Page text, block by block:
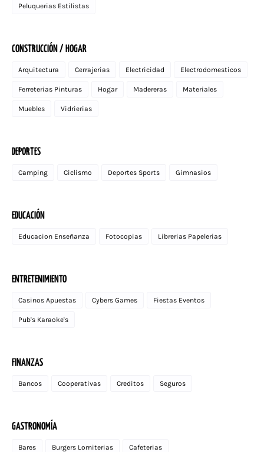
Peluquerias Estilistas
CONSTRUCCIÓN / HOGAR
Arquitectura Cerrajerias Electricidad Electrodomesticos
Ferreterias Pinturas Hogar Madereras Materiales
Muebles Vidrierias
DEPORTES
Camping Ciclismo Deportes Sports Gimnasios
EDUCACIÓN
Educacion Enseñanza Fotocopias Librerias Papelerias
ENTRETENIMIENTO
Casinos Apuestas Cybers Games Fiestas Eventos
Pub's Karaoke's
FINANZAS
Bancos Cooperativas Creditos Seguros
GASTRONOMÍA
Bares Burgers Lomiterias Cafeterias